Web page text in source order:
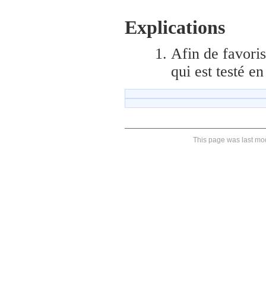
Explications
Afin de
qui est testé
This page was last